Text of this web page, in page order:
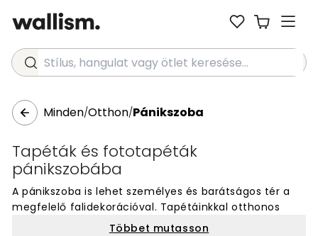
Stílus, hangulat vagy ötlet keresése...
Minden/Otthon/Pánikszoba
Tapéták és fototapéták
pánikszobába
A pánikszoba is lehet személyes és barátságos tér a
megfelelő falidekorációval. Tapétáinkkal otthonos
légkört teremthetsz ebben a speciális helyiségben is.
Többet mutasson